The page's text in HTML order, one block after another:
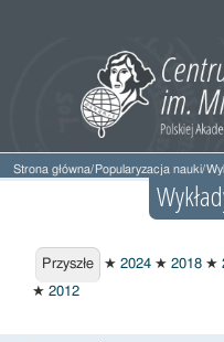
Strona główna/ Popularyzacja nauki/
Przyszłe
Przyszłe ★ 2024 ★ 2018 ★
★ 2012